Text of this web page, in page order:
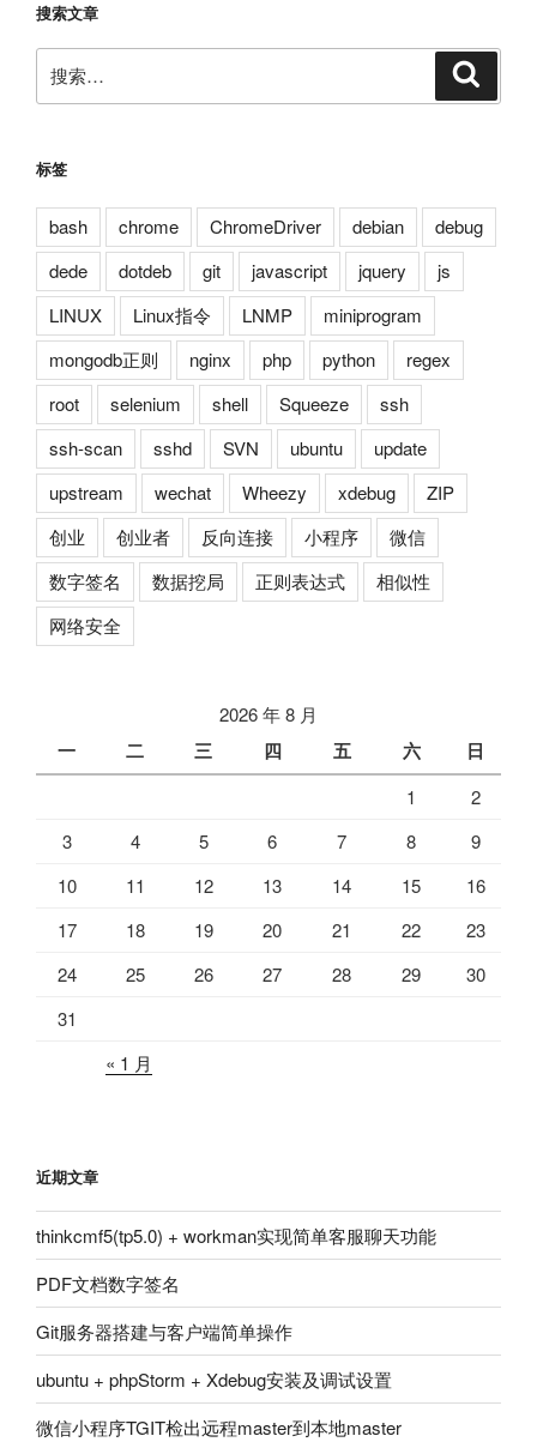
搜索文章
索：
标签
bash chrome ChromeDriver debian
debug
dede
dotdeb git javascript jquery
js
LINUX
Linux指令 LNMP
miniprogram
mongodb正则
nginx php python
regex
root
selenium shell Squeeze
ssh
ssh-scan
sshd SVN ubuntu
update
upstream
wechat Wheezy xdebug
ZIP
创业
创业者 反向连接 小程序
微信
数字签名
数据挖局 正则表达式
相似性
网络安全
2026 年 8 月
一 二 三 四 五 六 日
1
2
3
4 5 6 7 8
9
10
11 12 13 14 15
16
17
18 19 20 21 22
23
24
25 26 27 28 29
30
31
« 1 月
近期文章
thinkcmf5(tp5.0) + workman实现简单客服聊天功能
PDF文档数字签名
Git服务器搭建与客户端简单操作
ubuntu + phpStorm + Xdebug安装及调试设置
微信小程序TGIT检出远程master到本地master